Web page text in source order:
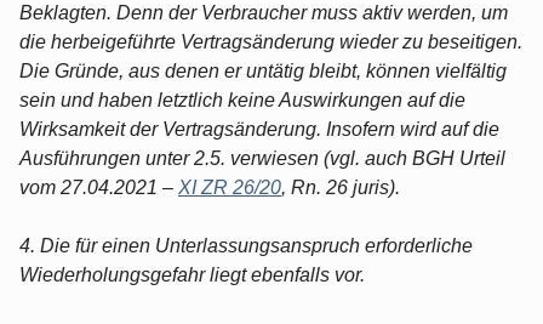
Beklagten. Denn der Verbraucher muss aktiv werden, um
die herbeigeführte Vertragsänderung wieder zu beseitigen.
Die Gründe, aus denen er untätig bleibt, können vielfältig
sein und haben letztlich keine Auswirkungen auf die
Wirksamkeit der Vertragsänderung. Insofern wird auf die
Ausführungen unter 2.5. verwiesen (vgl. auch BGH Urteil
vom 27.04.2021 – XI ZR 26/20, Rn. 26 juris).
4. Die für einen Unterlassungsanspruch erforderliche
Wiederholungsgefahr liegt ebenfalls vor.